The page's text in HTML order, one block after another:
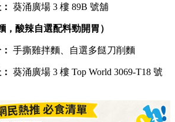
葵涌廣場 3 樓 89B 號舖
，酸辣自選配料勁開胃）
手撕雞拌麵、自選多餸刀削麵
葵涌廣場 3 樓 Top World 3069-T18 號